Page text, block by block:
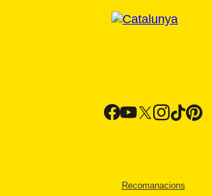
Recomanacions